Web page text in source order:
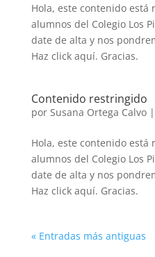
Hola, este contenido está
alumnos del Colegio Los
date de alta y nos
Haz click aquí. Gracias.
Contenido restringido
por Susana Ortega Calvo|
Hola, este contenido está
alumnos del Colegio Los
date de alta y nos
Haz click aquí. Gracias.
« Entradas más antiguas